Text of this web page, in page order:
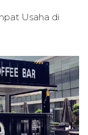
Usaha di